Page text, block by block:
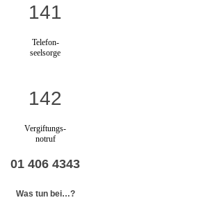
141
Telefon-
seelsorge
142
Vergiftungs-
notruf
01 406 4343
Was tun bei…?